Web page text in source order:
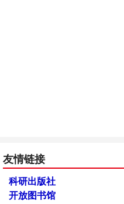
友情链接
科研出版社
开放图书馆